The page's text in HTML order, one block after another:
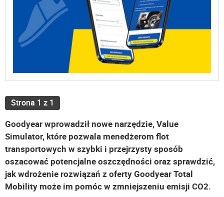
Strona 1 z 1
Goodyear wprowadził nowe narzędzie, Value
Simulator, które pozwala menedżerom flot
transportowych w szybki i przejrzysty sposób
oszacować potencjalne oszczędności oraz sprawdzić,
jak wdrożenie rozwiązań z oferty Goodyear Total
Mobility może im pomóc w zmniejszeniu emisji CO2.